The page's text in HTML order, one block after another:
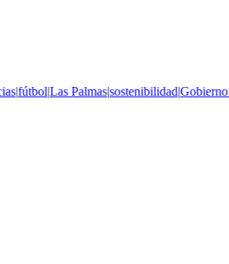
|fútbol|Las Palmas|sostenibilidad|Gobierno de